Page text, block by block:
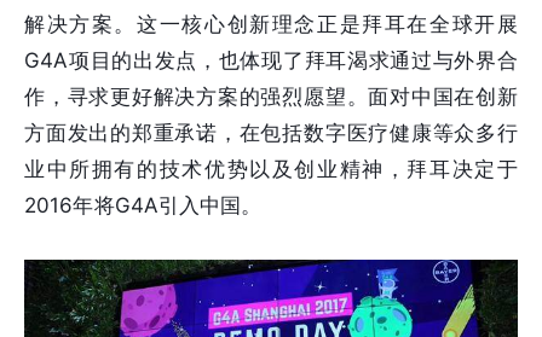
解决方案。这一核心创新理念正是拜耳在全球开展
G4A项目的出发点，也体现了拜耳渴求通过与外界合
作，寻求更好解决方案的强烈愿望。面对中国在创新
方面发出的郑重承诺，在包括数字医疗健康等众多行
业中所拥有的技术优势以及创业精神，拜耳决定于
2016年将G4A引入中国。